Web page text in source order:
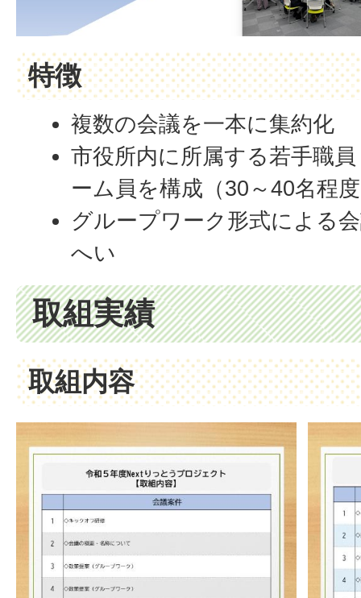
特徴
複数の会議を一本に集約化
市役所内に所属する若手職
ーム員を構成（30～40名程
グループワーク形式による
へい
取組実績
取組内容